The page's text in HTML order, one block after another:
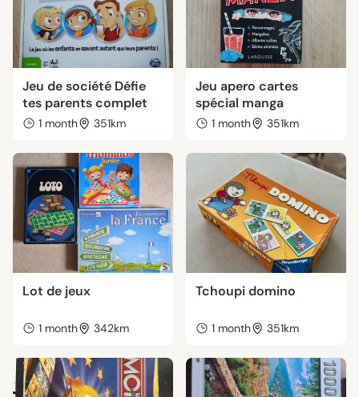
Jeu de société Défie
tes parents complet
1 month 351km
Jeu apero cartes
spécial manga
1 month 351km
Lot de jeux
1 month 342km
Tchoupi domino
1 month 351km